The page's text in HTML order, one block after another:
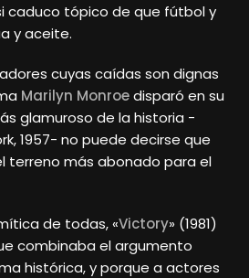
caduco tópico de que fútbol y
y aceite.
cuyas caídas son dignas
Marilyn Monroedisparó en su
glamuroso de la historia -
1957- no puede decirse que
terreno más abonado para el
de todas, «Victory» (1981)
combinaba el argumento
histórica, y porque a actores